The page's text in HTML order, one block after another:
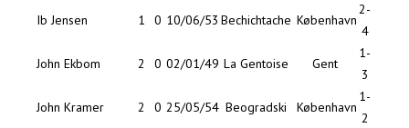
Ib Jensen
1 0 10/06/53 Bechichtache København
2-
4
John Ekbom
2 0 02/01/49 La Gentoise Gent
1-
3
John Kramer
2 0 25/05/54 Beogradski København
1-
2